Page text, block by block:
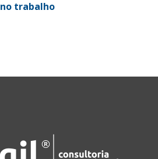
no trabalho